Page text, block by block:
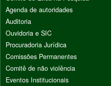
Agenda de autoridades
Auditoria
Ouvidoria e SIC
Procuradoria Jurídica
Comissões Permanentes
Comitê de não violência
Eventos Institucionais